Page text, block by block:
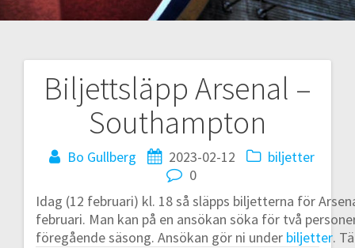
Biljettsläpp Arsenal –
Southampton
Bo Gullberg 2023-02-12
biljetter
0
Idag (12 februari) kl. 18 så släpps biljetterna för
februari. Man kan på en ansökan söka för två
föregående säsong. Ansökan gör ni under biljetter.
Inläggsnavigering